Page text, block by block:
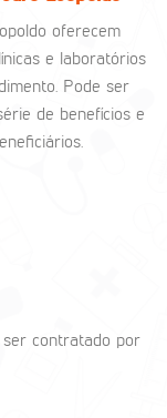
oferecem
e laboratórios
Pode ser
de benefícios e
ser contratado por